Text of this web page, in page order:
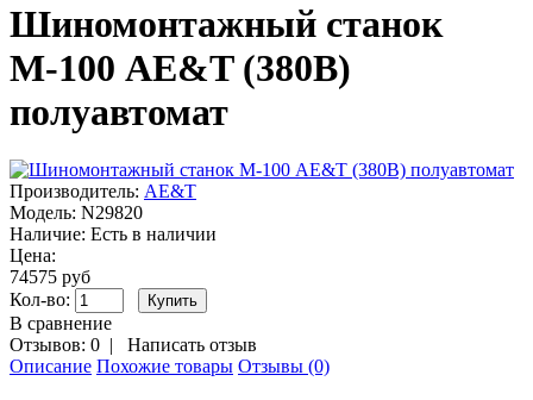
Шиномонтажный станок
М-100 AE&T (380В)
полуавтомат
Производитель: AE&T
Модель: N29820
Наличие: Есть в наличии
Цена:
74575 руб
Кол-во:
В сравнение
Отзывов: 0 | Написать отзыв
Описание Похожие товары Отзывы (0)